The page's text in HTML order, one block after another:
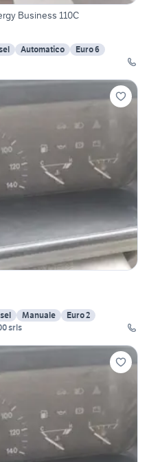
Business 110C
Automatico
Euro 6
Manuale
Euro 2
srls